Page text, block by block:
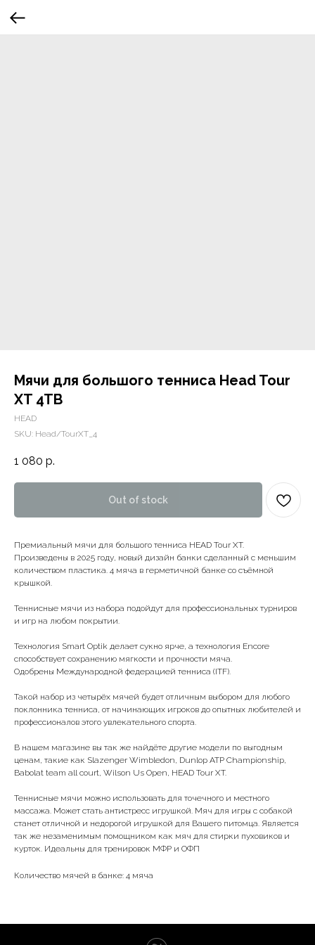
Мячи для большого тенниса Head Tour
XT 4TB
HEAD
SKU: Head/TourXT_4
1 080 р.
Out of stock
Премиальный мячи для большого тенниса HEAD Tour XT.
Произведены в 2025 году, новый дизайн банки сделанный с меньшим
количеством пластика. 4 мяча в герметичной банке со съёмной
крышкой.
Теннисные мячи из набора подойдут для профессиональных турниров
и игр на любом покрытии.
Технология Smart Optik делает сукно ярче, а технология Encore
способствует сохранению мягкости и прочности мяча.
Одобрены Международной федерацией тенниса (ITF).
Такой набор из четырёх мячей будет отличным выбором для любого
поклонника тенниса, от начинающих игроков до опытных любителей и
профессионалов этого увлекательного спорта.
В нашем магазине вы так же найдёте другие модели по выгодным
ценам, такие как Slazenger Wimbledon, Dunlop ATP Championship,
Babolat team all court, Wilson Us Open, HEAD Tour XT.
Теннисные мячи можно использовать для точечного и местного
массажа. Может стать антистресс игрушкой. Мяч для игры с собакой
станет отличной и недорогой игрушкой для Вашего питомца. Является
так же незаменимым помощником как мяч для стирки пуховиков и
курток. Идеальны для тренировок МФР и ОФП
Количество мячей в банке: 4 мяча